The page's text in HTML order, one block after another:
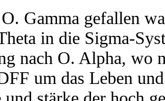
Gamma gefallen
in die Sigma-
nach O. Alpha, wo
um das Leben